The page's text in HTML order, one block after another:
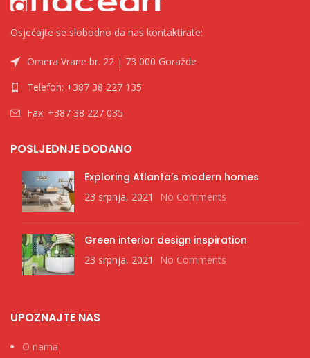
Osjećajte se slobodno da nas kontaktirate:
Omera Vrane br. 22 | 73 000 Goražde
Telefon: +387 38 227 135
Fax: +387 38 227 035
POSLJEDNJE DODANO
Exploring Atlanta’s modern homes
23 srpnja, 2021 No Comments
Green interior design inspiration
23 srpnja, 2021 No Comments
UPOZNAJTE NAS
O nama